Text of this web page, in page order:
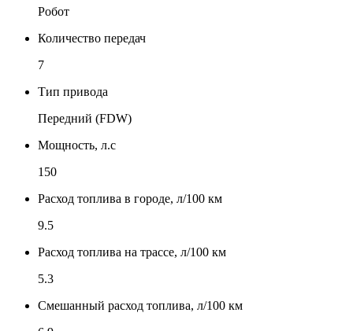
Робот
Количество передач
7
Тип привода
Передний (FDW)
Мощность, л.с
150
Расход топлива в городе, л/100 км
9.5
Расход топлива на трассе, л/100 км
5.3
Смешанный расход топлива, л/100 км